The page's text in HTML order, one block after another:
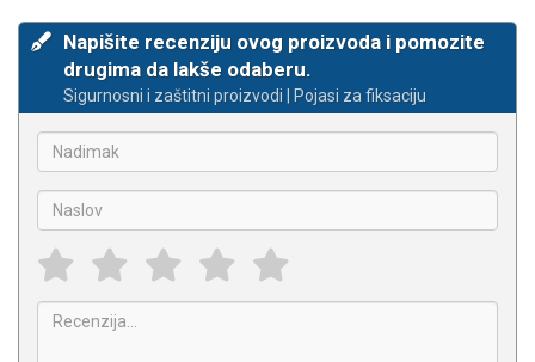
Napišite recenziju ovog proizvoda i pomozite
drugima da lakše odaberu.
Sigurnosni i zaštitni proizvodi | Pojasi za fiksaciju